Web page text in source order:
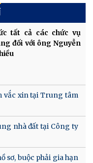
tất cả các chức vụ
đối với ông Nguyễn
vắc xin tại Trung tâm
nhà đất tại Công ty
sơ, buộc phải gia hạn